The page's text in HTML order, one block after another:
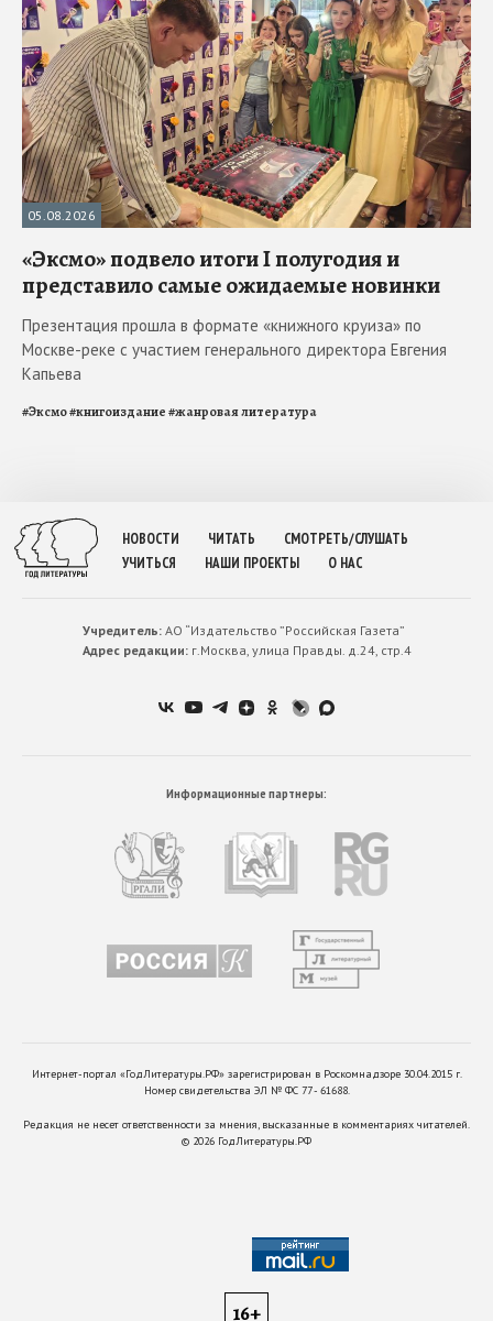
05.08.2026
«Эксмо» подвело итоги I полугодия и
представило самые ожидаемые новинки
Презентация прошла в формате «книжного круиза» по
Москве-реке с участием генерального директора Евгения
Капьева
#Эксмо#книгоиздание#жанровая литература
НОВОСТИ ЧИТАТЬ
СМОТРЕТЬ/СЛУШАТЬ
УЧИТЬСЯ
НАШИ ПРОЕКТЫ О НАС
Учредитель:АО “Издательство ”Российская Газета”
Адрес редакции:г.Москва, улица Правды. д.24, стр.4
Информационные партнеры:
Интернет-портал «ГодЛитературы.РФ» зарегистрирован в Роскомнадзоре 30.04.2015 г.
Номер свидетельства ЭЛ № ФС 77 - 61688.
Редакция не несет ответственности за мнения, высказанные в комментариях читателей.
© 2026 ГодЛитературы.РФ
16+